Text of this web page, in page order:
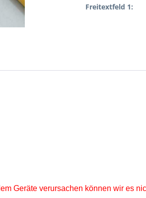
Freitextfeld 1:
Geräte verursachen können wir es